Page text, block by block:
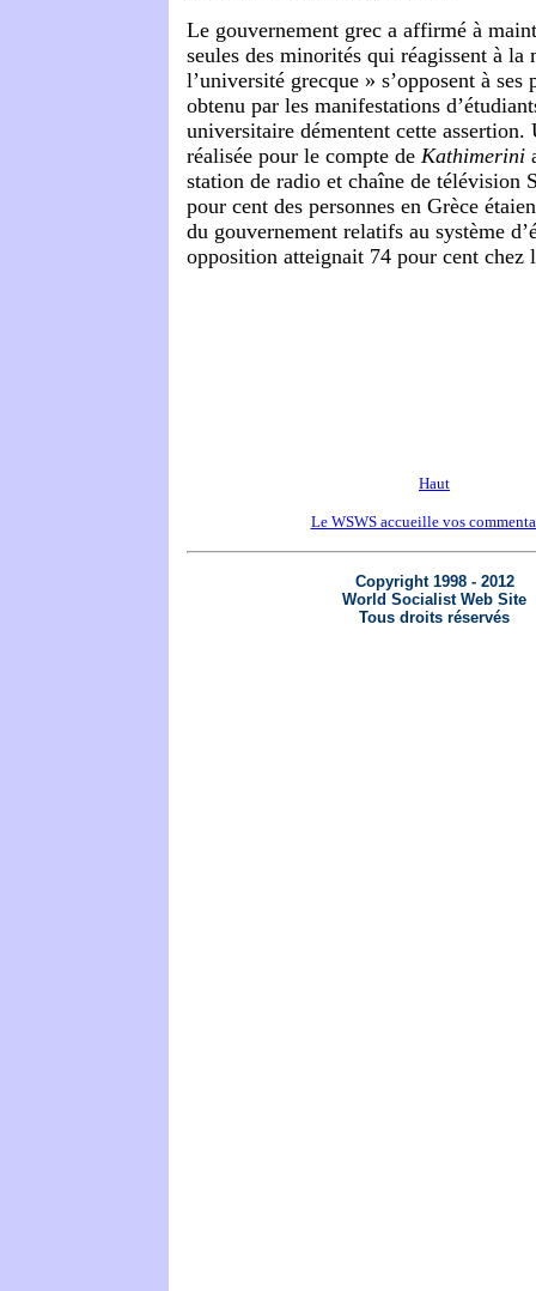
Le gouvernement grec a affirmé à
seules des minorités qui réagissent à la
l’université grecque » s’opposent à
obtenu par les manifestations
universitaire démentent cette assertion.
réalisée pour le compte de Kathimerini
station de radio et chaîne de télévision
pour cent des personnes en Grèce
du gouvernement relatifs au système
opposition atteignait 74 pour cent chez
Haut
Le WSWS accueille vos
Copyright 1998 - 2012
World Socialist Web Site
Tous droits réservés